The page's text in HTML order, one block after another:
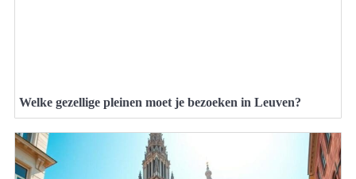
Welke gezellige pleinen moet je bezoeken in Leuven?